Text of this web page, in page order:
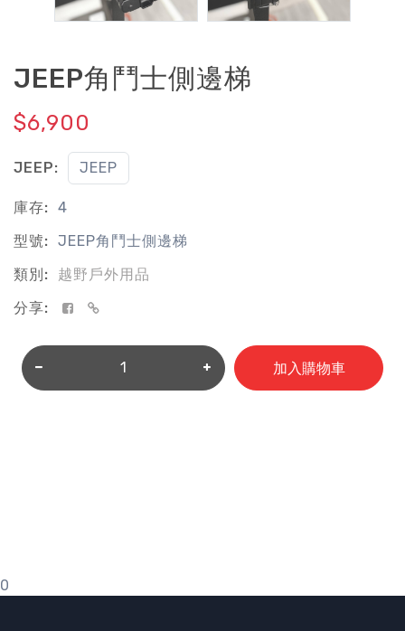
JEEP角鬥士側邊梯
$6,900
JEEP: JEEP
庫存:
4
型號:
JEEP角鬥士側邊梯
類別:
越野戶外用品
分享:
加入購物車
0